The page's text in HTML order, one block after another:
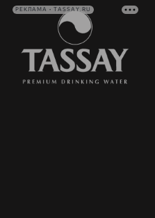
РЕКЛАМА • TASSAY.RU